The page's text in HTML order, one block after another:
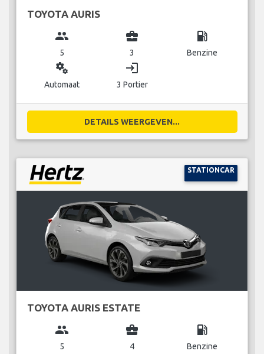
TOYOTA AURIS
group
5
business_center
3
local_gas_station
Benzine
miscellaneous_services
Automaat
login
3 Portier
DETAILS WEERGEVEN...
STATIONCAR
TOYOTA AURIS ESTATE
group
5
business_center
4
local_gas_station
Benzine